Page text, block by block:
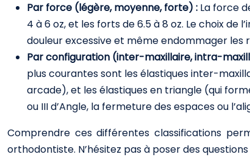
Par force (légère, moyenne, forte) : La force
4 à 6 oz, et les forts de 6.5 à 8 oz. Le choix
douleur excessive et même endommager les
Par configuration (inter-maxillaire, intra-
plus courantes sont les élastiques inter-
arcade), et les élastiques en triangle (qui
ou III d’Angle, la fermeture des espaces ou
Comprendre ces différentes classifications
orthodontiste. N’hésitez pas à poser des